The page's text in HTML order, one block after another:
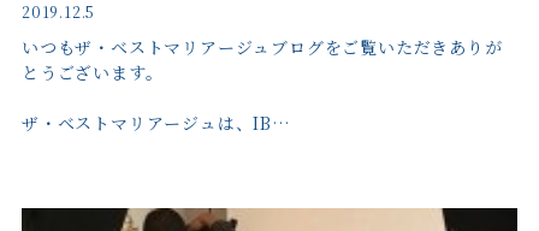
2019.12.5
いつもザ・ベストマリアージュブログをご覧いただきありが
とうございます。
ザ・ベストマリアージュは、IB…